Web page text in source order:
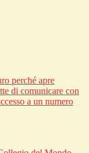
perché apre
di comunicare con
a un numero